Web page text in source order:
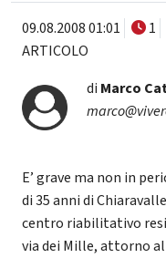
09.08.2008 01:01 1
ARTICOLO
di Marco
E’ grave ma non in
di 35 anni di
centro riabilitativo
via dei Mille, attorno